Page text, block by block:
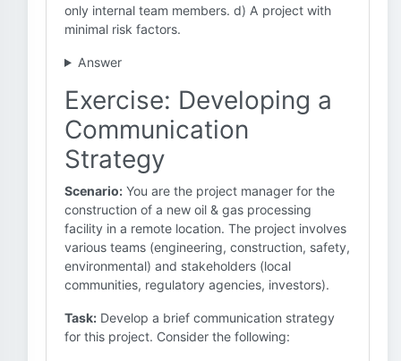
only internal team members. d) A project with
minimal risk factors.
Answer
Exercise: Developing a
Communication
Strategy
Scenario: You are the project manager for the
construction of a new oil & gas processing
facility in a remote location. The project involves
various teams (engineering, construction, safety,
environmental) and stakeholders (local
communities, regulatory agencies, investors).
Task: Develop a brief communication strategy
for this project. Consider the following: